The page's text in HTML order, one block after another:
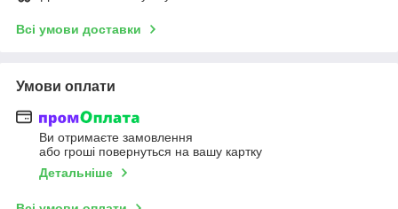
Всі умови доставки
Умови оплати
Ви отримаєте замовлення
або гроші повернуться на вашу картку
Детальніше